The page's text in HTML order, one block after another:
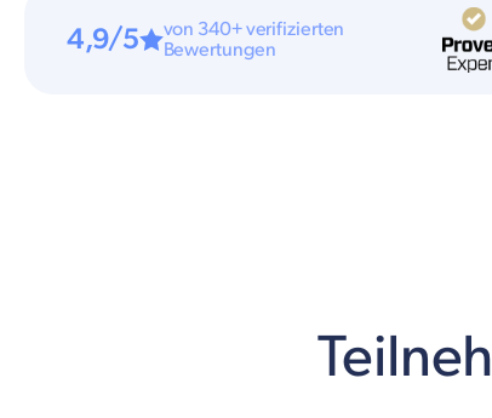
4,9/5
von 340+ verifizierten
Bewertungen